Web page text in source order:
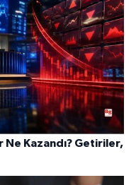
Ne Kazandı? Getiriler,